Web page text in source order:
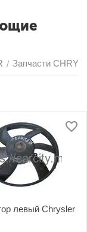
/ Запчасти
левый Chrysler